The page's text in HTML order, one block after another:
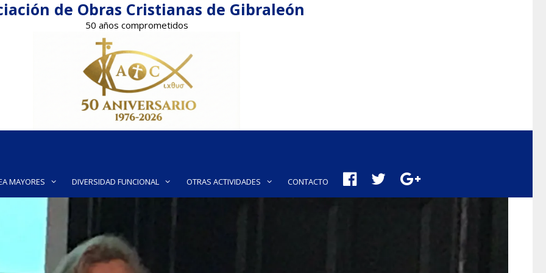
de Obras Cristianas de Gibraleón
50 años comprometidos
MAYORES DIVERSIDAD FUNCIONAL OTRAS ACTIVIDADES CONTACTO